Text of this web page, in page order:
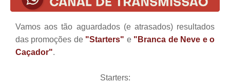
Vamos aos tão aguardados (e atrasados) resultados
das promoções de "Starters" e "Branca de Neve e o
Caçador".
Starters: